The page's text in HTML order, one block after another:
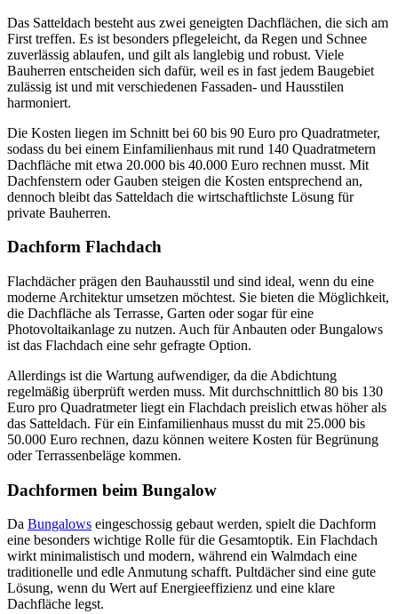
Das Satteldach besteht aus zwei geneigten Dachflächen, die sich am
First treffen. Es ist besonders pflegeleicht, da Regen und Schnee
zuverlässig ablaufen, und gilt als langlebig und robust. Viele
Bauherren entscheiden sich dafür, weil es in fast jedem Baugebiet
zulässig ist und mit verschiedenen Fassaden- und Hausstilen
harmoniert.
Die Kosten liegen im Schnitt bei 60 bis 90 Euro pro Quadratmeter,
sodass du bei einem Einfamilienhaus mit rund 140 Quadratmetern
Dachfläche mit etwa 20.000 bis 40.000 Euro rechnen musst. Mit
Dachfenstern oder Gauben steigen die Kosten entsprechend an,
dennoch bleibt das Satteldach die wirtschaftlichste Lösung für
private Bauherren.
Dachform Flachdach
Flachdächer prägen den Bauhausstil und sind ideal, wenn du eine
moderne Architektur umsetzen möchtest. Sie bieten die Möglichkeit,
die Dachfläche als Terrasse, Garten oder sogar für eine
Photovoltaikanlage zu nutzen. Auch für Anbauten oder Bungalows
ist das Flachdach eine sehr gefragte Option.
Allerdings ist die Wartung aufwendiger, da die Abdichtung
regelmäßig überprüft werden muss. Mit durchschnittlich 80 bis 130
Euro pro Quadratmeter liegt ein Flachdach preislich etwas höher als
das Satteldach. Für ein Einfamilienhaus musst du mit 25.000 bis
50.000 Euro rechnen, dazu können weitere Kosten für Begrünung
oder Terrassenbeläge kommen.
Dachformen beim Bungalow
Da Bungalows eingeschossig gebaut werden, spielt die Dachform
eine besonders wichtige Rolle für die Gesamtoptik. Ein Flachdach
wirkt minimalistisch und modern, während ein Walmdach eine
traditionelle und edle Anmutung schafft. Pultdächer sind eine gute
Lösung, wenn du Wert auf Energieeffizienz und eine klare
Dachfläche legst.